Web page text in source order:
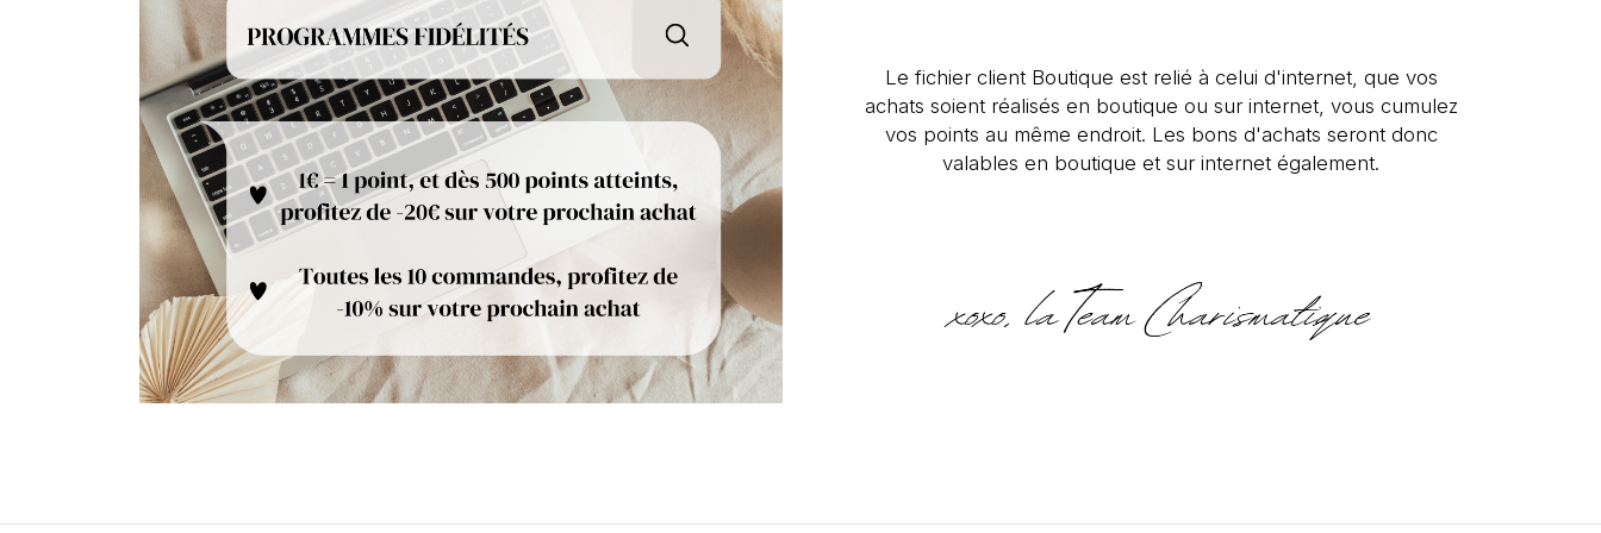
Le fichier client Boutique est relié à celui d'internet, que vos
achats soient réalisés en boutique ou sur internet, vous cumulez
vos points au même endroit. Les bons d'achats seront donc
valables en boutique et sur internet également.